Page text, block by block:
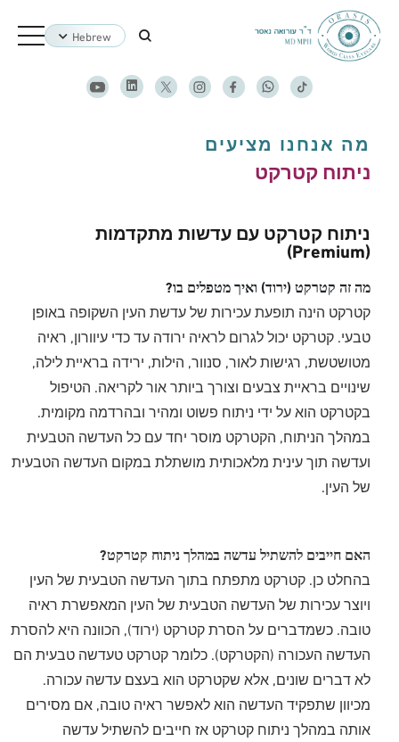
Hebrew
מה אנחנו מציעים
ניתוח קטרקט
ניתוח קטרקט עם עדשות מתקדמות
(Premium)
מה זה קטרקט (ירוד) ואיך מטפלים בו?
קטרקט הינה תופעת עכירות של עדשת העין השקופה באופן
טבעי. קטרקט יכול לגרום לראיה ירודה עד כדי עיוורון, ראיה
מטושטשת, רגישות לאור, סנוור, הילות, ירידה בראיית לילה,
שינויים בראיית צבעים וצורך ביותר אור לקריאה. הטיפול
בקטרקט הוא על ידי ניתוח פשוט ומהיר ובהרדמה מקומית.
במהלך הניתוח, הקטרקט מוסר יחד עם כל העדשה הטבעית
ועדשה תוך עינית מלאכותית מושתלת במקום העדשה הטבעית
של העין.
האם חייבים להשתיל עדשה במהלך ניתוח קטרקט?
בהחלט כן. קטרקט מתפתח בתוך העדשה הטבעית של העין
ויוצר עכירות של העדשה הטבעית של העין המאפשרת ראיה
טובה. כשמדברים על הסרת קטרקט (ירוד), הכוונה היא להסרת
העדשה העכורה (הקטרקט). כלומר קטרקט טעדשה טבעית הם
לא דברים שונים, אלא שקטרקט הוא בעצם עדשה עכורה.
מכיוון שתפקיד העדשה הוא לאפשר ראיה טובה, אם מסירים
אותה במהלך ניתוח קטרקט אז חייבים להשתיל עדשה